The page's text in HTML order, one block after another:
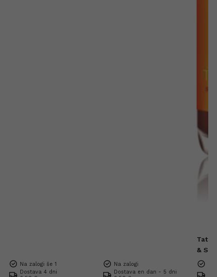
Na zalogi še 1
Dostava 4 dni
Na zalogi
Dostava en dan - 5 dni
&
Mini